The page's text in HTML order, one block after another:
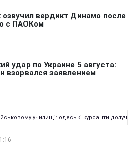
училищі: одеські курсанти